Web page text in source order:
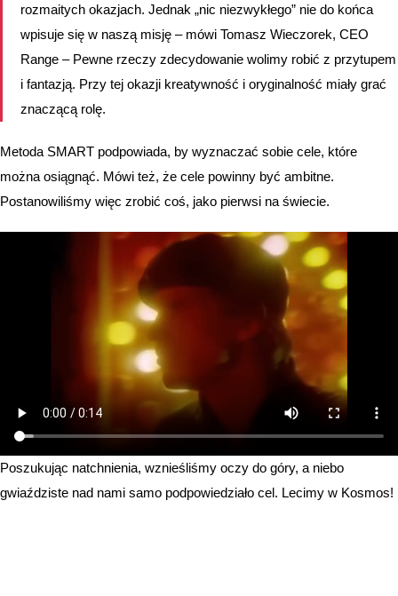
rozmaitych okazjach. Jednak „nic niezwykłego” nie do końca
wpisuje się w naszą misję – mówi Tomasz Wieczorek, CEO
Range – Pewne rzeczy zdecydowanie wolimy robić z przytupem
i fantazją. Przy tej okazji kreatywność i oryginalność miały grać
znaczącą rolę.
Metoda SMART podpowiada, by wyznaczać sobie cele, które
można osiągnąć. Mówi też, że cele powinny być ambitne.
Postanowiliśmy więc zrobić coś, jako pierwsi na świecie.
Poszukując natchnienia, wznieśliśmy oczy do góry, a niebo
gwiaździste nad nami samo podpowiedziało cel. Lecimy w Kosmos!